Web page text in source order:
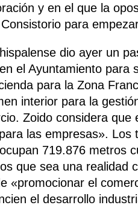
y en el que la
para
dio ayer un
el Ayuntamiento para
para la Zona
interior para la
Zoido considera que
las empresas». Los
719.876 metros
que sea una realidad
«promocionar el
el desarrollo